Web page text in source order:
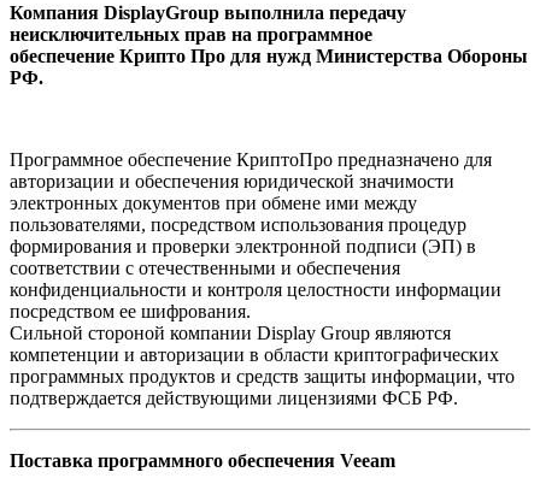
Компания DisplayGroup выполнила передачу
неисключительных прав на программное
обеспечение Крипто Про для нужд Министерства Обороны
РФ.
Программное обеспечение КриптоПро предназначено для
авторизации и обеспечения юридической значимости
электронных документов при обмене ими между
пользователями, посредством использования процедур
формирования и проверки электронной подписи (ЭП) в
соответствии с отечественными и обеспечения
конфиденциальности и контроля целостности информации
посредством ее шифрования.
Сильной стороной компании Display Group являются
компетенции и авторизации в области криптографических
программных продуктов и средств защиты информации, что
подтверждается действующими лицензиями ФСБ РФ.
Поставка программного обеспечения Veeam